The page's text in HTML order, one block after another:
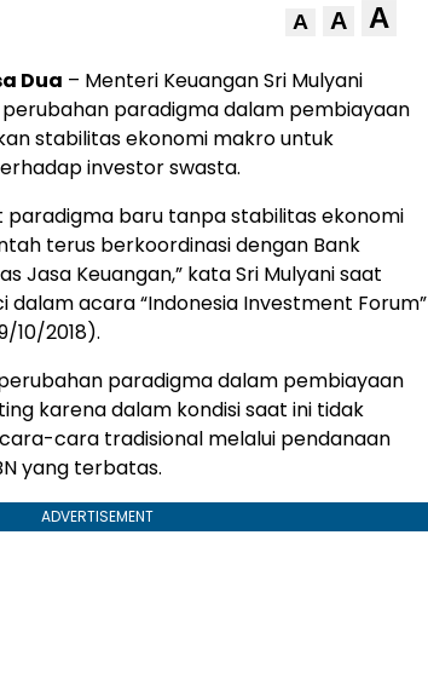
A A A
Dua – Menteri Keuangan Sri Mulyani
paradigma dalam pembiayaan
stabilitas ekonomi makro untuk
investor swasta.
paradigma baru tanpa stabilitas ekonomi
terus berkoordinasi dengan Bank
Jasa Keuangan,” kata Sri Mulyani saat
acara “Indonesia Investment Forum”
10/2018).
paradigma dalam pembiayaan
karena dalam kondisi saat ini tidak
cara tradisional melalui pendanaan
yang terbatas.
ADVERTISEMENT